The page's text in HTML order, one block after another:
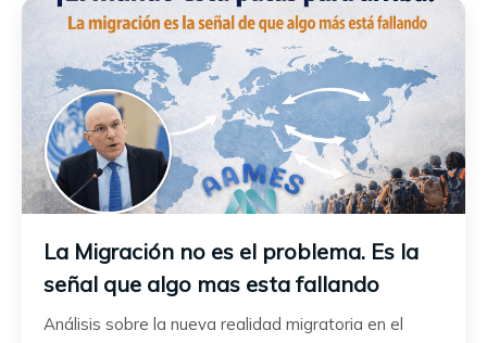
La Migración no es el problema. Es la
señal que algo mas esta fallando
Análisis sobre la nueva realidad migratoria en el